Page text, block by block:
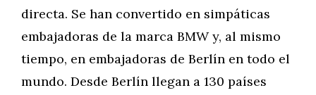
directa. Se han convertido en simpáticas
embajadoras de la marca BMW y, al mismo
tiempo, en embajadoras de Berlín en todo el
mundo. Desde Berlín llegan a 130 países